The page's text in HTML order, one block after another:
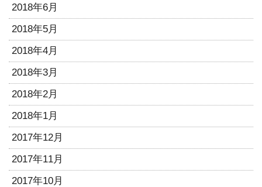
2018年6月
2018年5月
2018年4月
2018年3月
2018年2月
2018年1月
2017年12月
2017年11月
2017年10月